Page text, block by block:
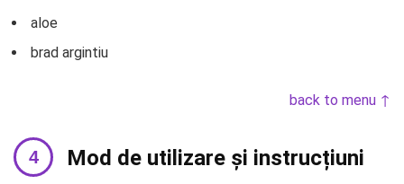
aloe
brad argintiu
back to menu ↑
Mod de utilizare și instrucțiuni